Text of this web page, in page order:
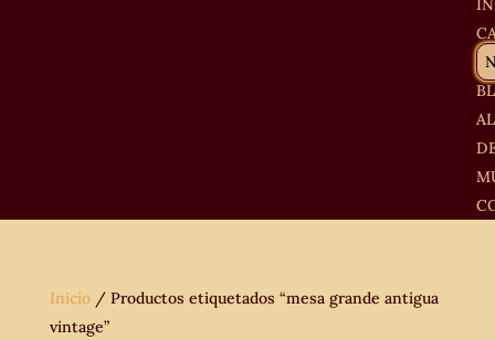
Inicio/ Productos etiquetados “mesa grande antigua
vintage”